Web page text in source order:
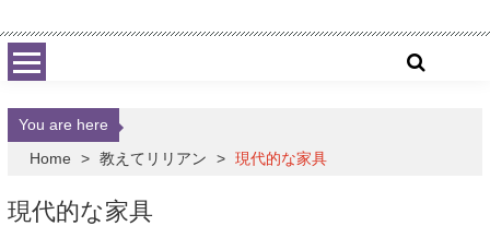
You are here
Home
> 教えてリリアン > 現代的な家具
現代的な家具